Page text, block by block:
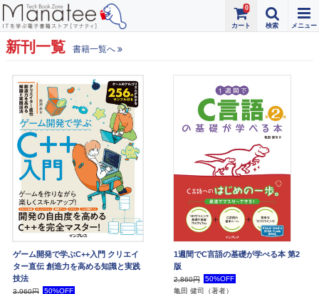
0
新刊一覧 書籍一覧へ
ゲーム開発で学ぶC++入門 クリエイ
ター直伝 創造力を高める知識と実践
技法
3,960円
50%OFF
1週間でC言語の基礎が学べる本 第2
版
2,860円
50%OFF
亀田 健司
（著者）